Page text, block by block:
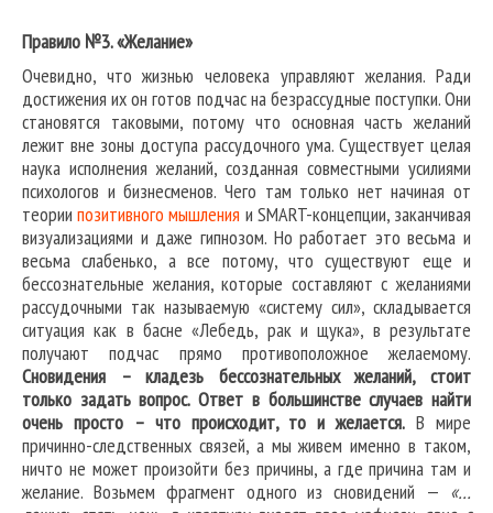
Правило №3. «Желание»
Очевидно, что жизнью человека управляют желания. Ради
достижения их он готов подчас на безрассудные поступки. Они
становятся таковыми, потому что основная часть желаний
лежит вне зоны доступа рассудочного ума. Существует целая
наука исполнения желаний, созданная совместными усилиями
психологов и бизнесменов. Чего там только нет начиная от
теориипозитивного мышления и SMART-концепции, заканчивая
визуализациями и даже гипнозом. Но работает это весьма и
весьма слабенько, а все потому, что существуют еще и
бессознательные желания, которые составляют с желаниями
рассудочными так называемую «систему сил», складывается
ситуация как в басне «Лебедь, рак и щука», в результате
получают подчас прямо противоположное желаемому.
Сновидения – кладезь бессознательных желаний, стоит
только задать вопрос. Ответ в большинстве случаев найти
очень просто – что происходит, то и желается. В мире
причинно-следственных связей, а мы живем именно в таком,
ничто не может произойти без причины, а где причина там и
желание. Возьмем фрагмент одного из сновидений — «…